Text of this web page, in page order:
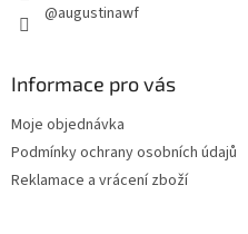
@augustinawf
Informace pro vás
Moje objednávka
Podmínky ochrany osobních údajů
Reklamace a vrácení zboží